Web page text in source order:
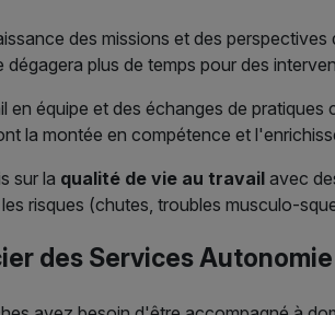
des missions et des
dégagera plus de temps pour des
en équipe et des échanges de
la montée en compétence et
sur la qualité de vie au travail avec
risques (chutes, troubles musculo-
des Services Autonomie